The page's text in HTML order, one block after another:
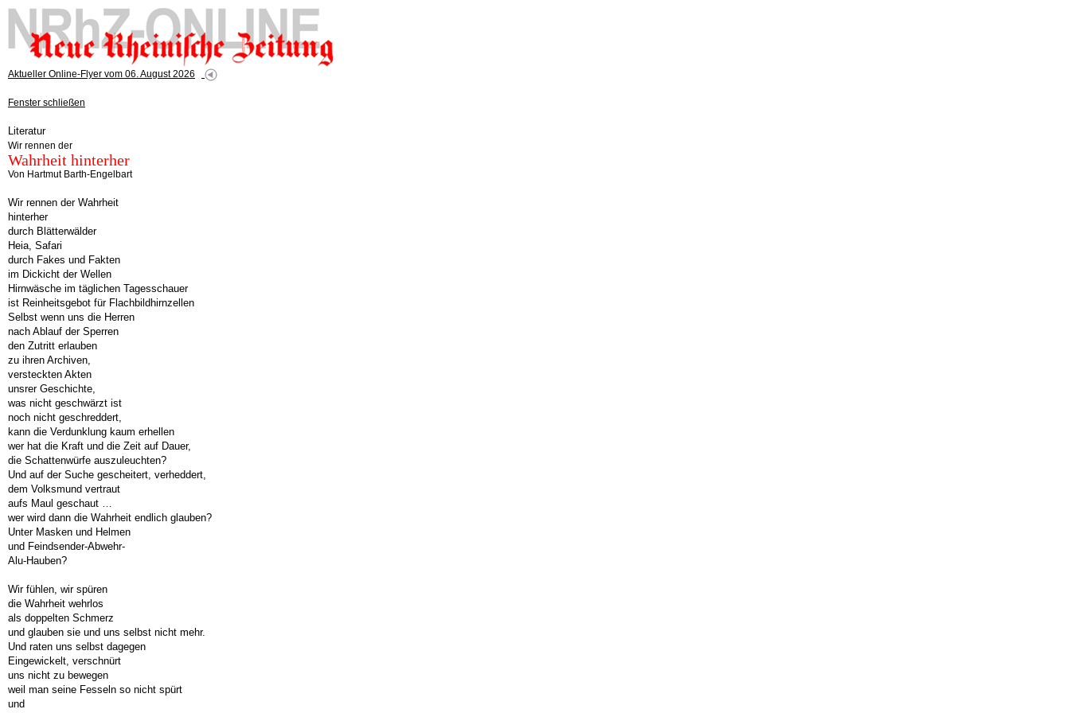
Aktueller Online-Flyer vom 06. August 2026
Fenster schließen
Literatur
Wir rennen der
Wahrheit hinterher
Von Hartmut Barth-Engelbart
Wir rennen der Wahrheit
hinterher
durch Blätterwälder
Heia, Safari
durch Fakes und Fakten
im Dickicht der Wellen
Hirnwäsche im täglichen Tagesschauer
ist Reinheitsgebot für Flachbildhirnzellen
Selbst wenn uns die Herren
nach Ablauf der Sperren
den Zutritt erlauben
zu ihren Archiven,
versteckten Akten
unsrer Geschichte,
was nicht geschwärzt ist
noch nicht geschreddert,
kann die Verdunklung kaum erhellen
wer hat die Kraft und die Zeit auf Dauer,
die Schattenwürfe auszuleuchten?
Und auf der Suche gescheitert, verheddert,
dem Volksmund vertraut
aufs Maul geschaut …
wer wird dann die Wahrheit endlich glauben?
Unter Masken und Helmen
und Feindsender-Abwehr-
Alu-Hauben?
Wir fühlen, wir spüren
die Wahrheit wehrlos
als doppelten Schmerz
und glauben sie und uns selbst nicht mehr.
Und raten uns selbst dagegen
Eingewickelt, verschnürt
uns nicht zu bewegen
weil man seine Fesseln so nicht spürt
und